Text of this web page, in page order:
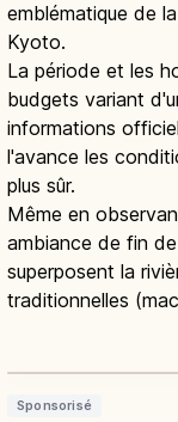
emblématique de
Kyoto.
La période et les
budgets variant
informations
l'avance les
plus sûr.
Même en
ambiance de fin
superposent la
traditionnelles
Kamogawa
Sponsorisé